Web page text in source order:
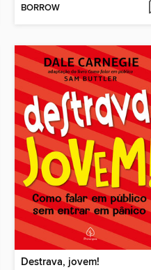
BORROW
Destrava, jovem!